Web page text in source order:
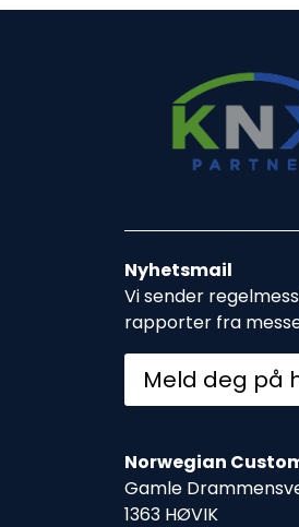
Nyhetsmail
Vi sender
rapporter fra
Meld deg på
Norwegian
Gamle
1363 HØVIK